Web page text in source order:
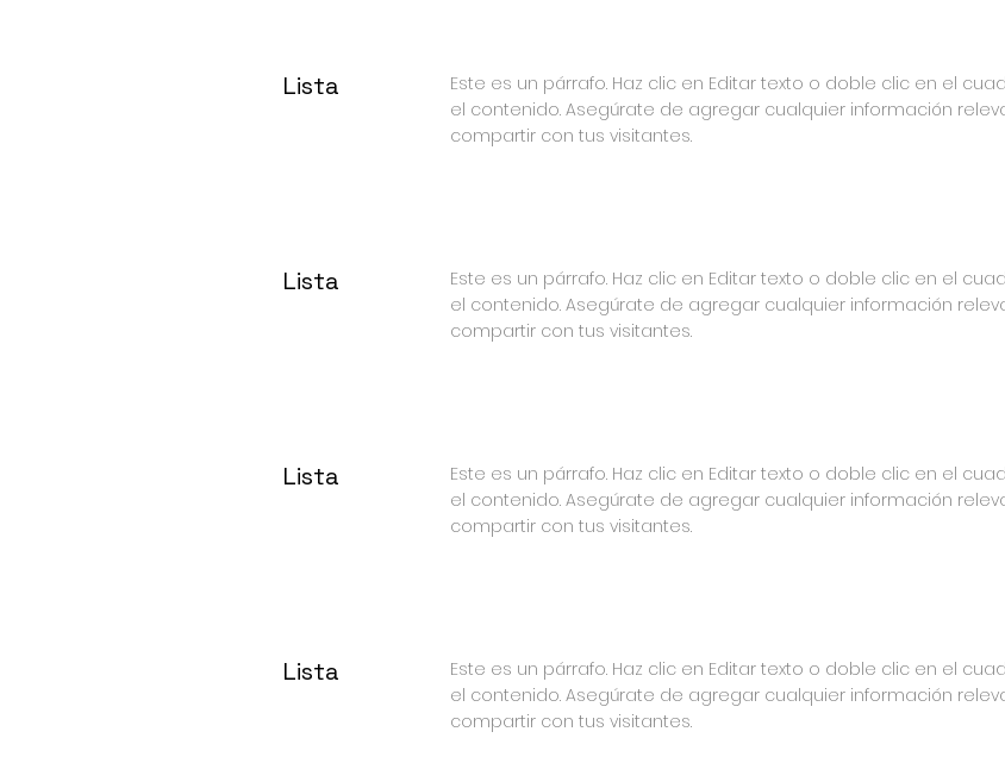
Lista
Este es un párrafo. Haz clic en Editar texto o doble clic en el
el contenido. Asegúrate de agregar cualquier información
compartir con tus visitantes.
Lista
Este es un párrafo. Haz clic en Editar texto o doble clic en el
el contenido. Asegúrate de agregar cualquier información
compartir con tus visitantes.
Lista
Este es un párrafo. Haz clic en Editar texto o doble clic en el
el contenido. Asegúrate de agregar cualquier información
compartir con tus visitantes.
Lista
Este es un párrafo. Haz clic en Editar texto o doble clic en el
el contenido. Asegúrate de agregar cualquier información
compartir con tus visitantes.